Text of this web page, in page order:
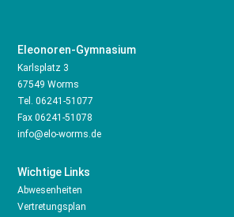
Eleonoren-Gymnasium
Karlsplatz 3
67549 Worms
Tel.06241-51077
Fax 06241-51078
info@elo-worms.de
Wichtige Links
Abwesenheiten
Vertretungsplan